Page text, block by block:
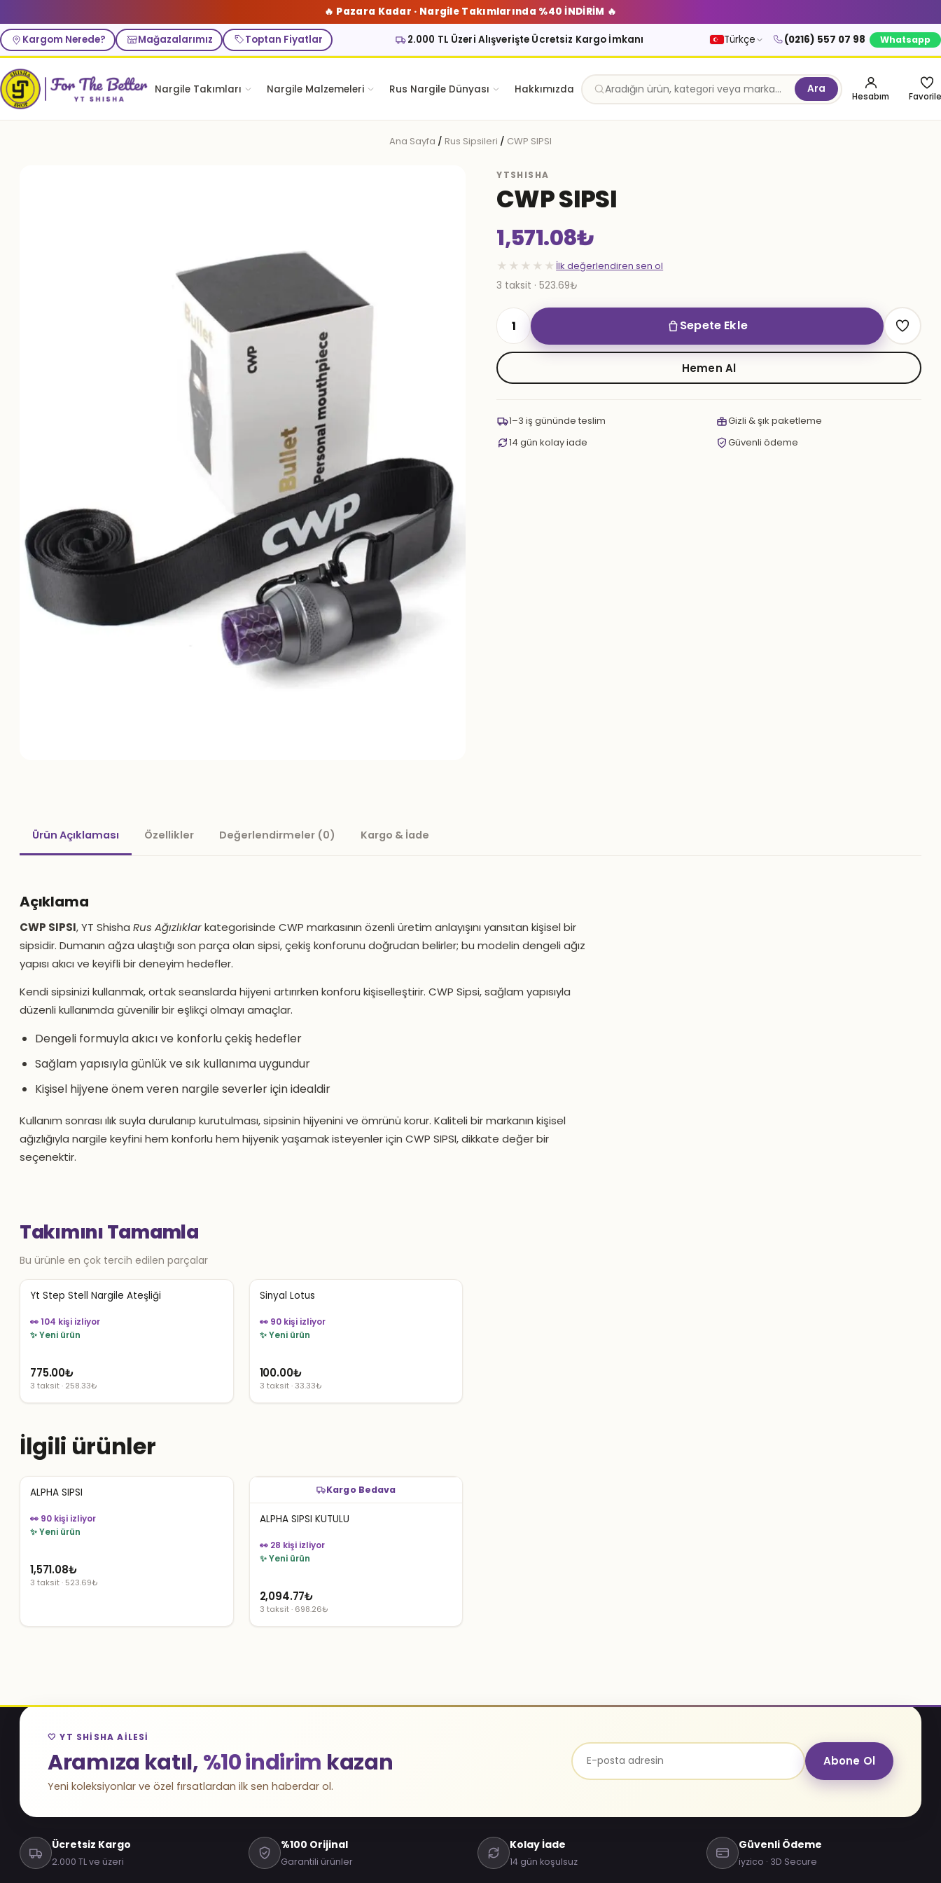
🔥 Pazara Kadar · Nargile Takımlarında %40 İNDİRİM 🔥
Kargom Nerede? Mağazalarımız Toptan Fiyatlar 2.000 TL Üzeri Alışverişte Ücretsiz Kargo İmkanı Türkçe (0216) 557 07 98 Whatsapp
Nargile Takımları Nargile Malzemeleri Rus Nargile Dünyası Hakkımızda Ara
Hesabım
Ana Sayfa / Rus Sipsileri / CWP SIPSI
YTSHISHA
CWP SIPSI
1,571.08₺
★★★★★ İlk değerlendiren sen ol
3 taksit · 523.69₺
CWP
SIPSI
adet
Sepete Ekle
Hemen Al
1–3 iş gününde teslim
Gizli & şık paketleme
14 gün kolay iade
Güvenli ödeme
Ürün Açıklaması Özellikler Değerlendirmeler (0) Kargo & İade
Açıklama
CWP SIPSI, YT Shisha Rus Ağızlıklarkategorisinde CWP markasının özenli üretim anlayışını yansıtan kişisel bir
sipsidir. Dumanın ağza ulaştığı son parça olan sipsi, çekiş konforunu doğrudan belirler; bu modelin dengeli ağız
yapısı akıcı ve keyifli bir deneyim hedefler.
Kendi sipsinizi kullanmak, ortak seanslarda hijyeni artırırken konforu kişiselleştirir. CWP Sipsi, sağlam yapısıyla
düzenli kullanımda güvenilir bir eşlikçi olmayı amaçlar.
Dengeli formuyla akıcı ve konforlu çekiş hedefler
Sağlam yapısıyla günlük ve sık kullanıma uygundur
Kişisel hijyene önem veren nargile severler için idealdir
Kullanım sonrası ılık suyla durulanıp kurutulması, sipsinin hijyenini ve ömrünü korur. Kaliteli bir markanın kişisel
ağızlığıyla nargile keyfini hem konforlu hem hijyenik yaşamak isteyenler için CWP SIPSI, dikkate değer bir
seçenektir.
Takımını Tamamla
Bu ürünle en çok tercih edilen parçalar
Yt Step Stell Nargile Ateşliği
👀 104 kişi izliyor
✨ Yeni ürün
775.00₺
3 taksit · 258.33₺
Sinyal Lotus
👀 90 kişi izliyor
✨ Yeni ürün
100.00₺
3 taksit · 33.33₺
İlgili ürünler
ALPHA SIPSI
👀 90 kişi izliyor
✨ Yeni ürün
1,571.08₺
3 taksit · 523.69₺
Kargo Bedava
ALPHA SIPSI KUTULU
👀 28 kişi izliyor
✨ Yeni ürün
2,094.77₺
3 taksit · 698.26₺
🤍 YT SHISHA AILESI
Aramıza katıl,%10 indirim kazan
Yeni koleksiyonlar ve özel fırsatlardan ilk sen haberdar ol.
Abone Ol
Ücretsiz Kargo
2.000 TL ve üzeri
%100 Orijinal
Garantili ürünler
Kolay İade
14 gün koşulsuz
Güvenli Ödeme
iyzico · 3D Secure